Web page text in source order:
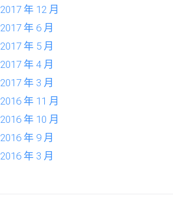
2017 年 12 月
2017 年 6 月
2017 年 5 月
2017 年 4 月
2017 年 3 月
2016 年 11 月
2016 年 10 月
2016 年 9 月
2016 年 3 月